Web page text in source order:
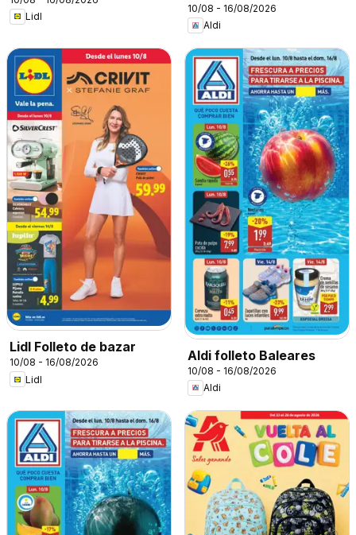
Lidl
10/08 - 16/08/2026
Aldi
Lidl Folleto de bazar
10/08 - 16/08/2026
Lidl
Aldi folleto Baleares
10/08 - 16/08/2026
Aldi